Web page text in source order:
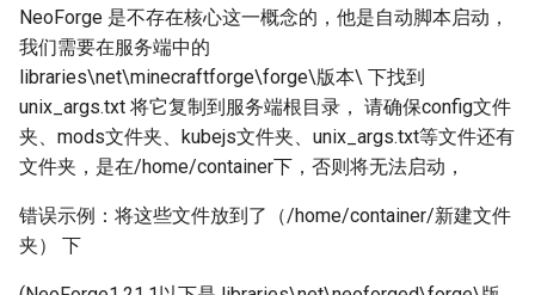
NeoForge 是不存在核心这一概念的，他是自动脚本启动，
我们需要在服务端中的
libraries\net\minecraftforge\forge\版本\ 下找到
unix_args.txt 将它复制到服务端根目录， 请确保config文件
夹、mods文件夹、kubejs文件夹、unix_args.txt等文件还有
文件夹，是在/home/container下，否则将无法启动，
错误示例：将这些文件放到了（/home/container/新建文件
夹） 下